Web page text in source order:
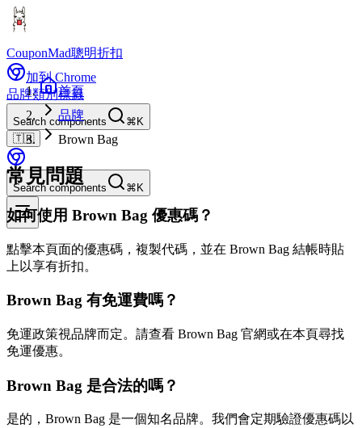
CouponMad聰明折扣
加到 Chrome
品牌類別標籤
Search components
⌘K
🇹🇼
Search components ⌘K
首頁
品牌
Brown Bag
常見問題
如何使用 Brown Bag 優惠碼？
點擊本頁面的優惠碼，複製代碼，並在 Brown Bag 結帳時貼
上以享有折扣。
Brown Bag 有免運費嗎？
免運政策視品牌而定。請查看 Brown Bag 官網或在本頁尋找
免運優惠。
Brown Bag 是合法的嗎？
是的，Brown Bag 是一個知名品牌。我們會定期驗證優惠碼以